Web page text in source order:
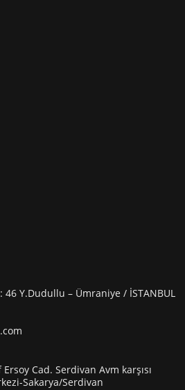
46 Y.Dudullu – Ümraniye / İSTANBUL
Cad. Serdivan Avm karşısı
Sakarya/Serdivan